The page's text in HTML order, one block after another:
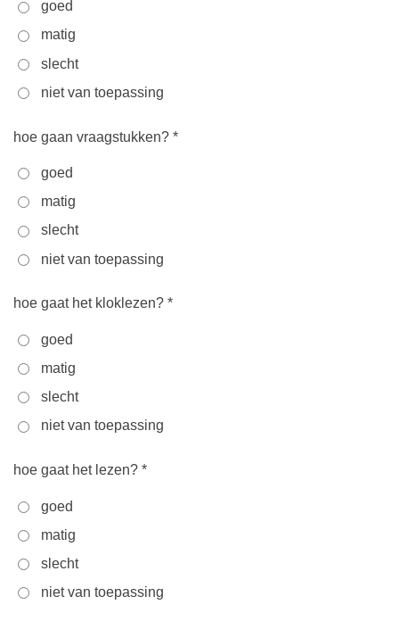
goed
matig
slecht
niet van toepassing
hoe gaan vraagstukken? *
goed
matig
slecht
niet van toepassing
hoe gaat het kloklezen? *
goed
matig
slecht
niet van toepassing
hoe gaat het lezen? *
goed
matig
slecht
niet van toepassing